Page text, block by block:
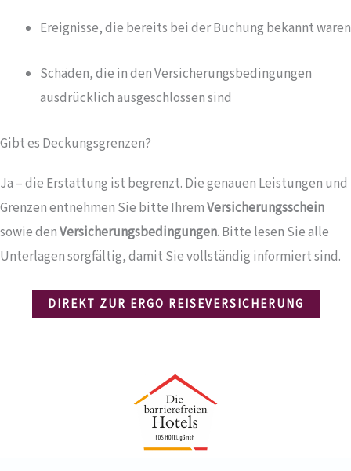
Ereignisse, die bereits bei der Buchung bekannt waren
Schäden, die in den Versicherungsbedingungen
ausdrücklich ausgeschlossen sind
Gibt es Deckungsgrenzen?
Ja – die Erstattung ist begrenzt. Die genauen Leistungen und
Grenzen entnehmen Sie bitte IhremVersicherungsschein
sowie denVersicherungsbedingungen. Bitte lesen Sie alle
Unterlagen sorgfältig, damit Sie vollständig informiert sind.
DIREKT ZUR ERGO REISEVERSICHERUNG